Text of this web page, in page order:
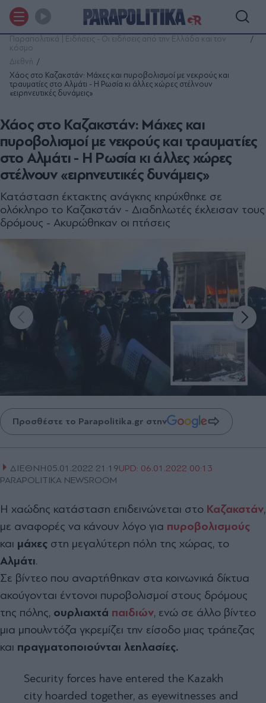
Παραπολιτικά | Ειδήσεις - Οι ειδήσεις από την Ελλάδα και τον
κόσμο
Διεθνή
Χάος στο Καζακστάν: Μάχες και πυροβολισμοί με νεκρούς και
τραυματίες στο Αλμάτι - Η Ρωσία κι άλλες χώρες στέλνουν
«ειρηνευτικές δυνάμεις»
Χάος στο Καζακστάν: Μάχες και
πυροβολισμοί με νεκρούς και τραυματίες
στο Αλμάτι - Η Ρωσία κι άλλες χώρες
στέλνουν «ειρηνευτικές δυνάμεις»
Κατάσταση έκτακτης ανάγκης κηρύχθηκε σε
ολόκληρο το Καζακστάν - Διαδηλωτές έκλεισαν τους
δρόμους - Ακυρώθηκαν οι πτήσεις
Προσθέστε το Parapolitika.gr στην
ΔΙΕΘΝΗ05.01.2022 21:19UPD: 06.01.2022 00:13
PARAPOLITIKA NEWSROOM
Η χαώδης κατάσταση επιδεινώνεται στο Καζακστάν,
με αναφορές να κάνουν λόγο για πυροβολισμούς
και μάχες στη μεγαλύτερη πόλη της χώρας, το
Αλμάτι.
Σε βίντεο που αναρτήθηκαν στα κοινωνικά δίκτυα
ακούγονται έντονοι πυροβολισμοί στους δρόμους
της πόλης, ουρλιαχτά παιδιών, ενώ σε άλλο βίντεο
μια μπουλντόζα γκρεμίζει την είσοδο μιας τράπεζας
και πραγματοποιούνται λεηλασίες.
Security forces have entered the Kazakh
city hoarded together, as eyewitnesses and